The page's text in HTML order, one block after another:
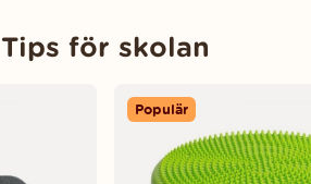
Tips för skolan
Populär